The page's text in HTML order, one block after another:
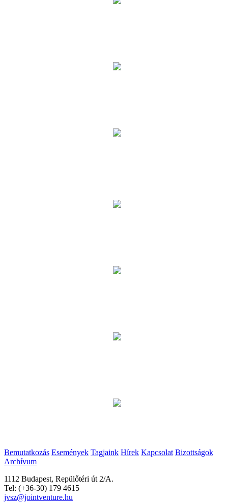
Bemutatkozás Események Tagjaink Hírek Kapcsolat Bizottságok
Archívum
1112 Budapest, Repülőtéri út 2/A.
Tel: (+36-30) 179 4615
jvsz@jointventure.hu